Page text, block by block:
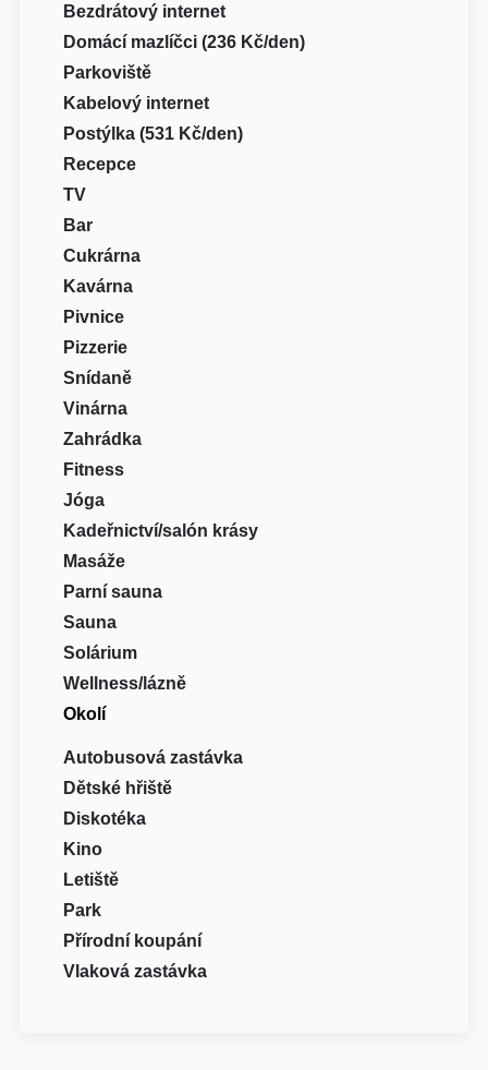
Bezdrátový internet
Domácí mazlíčci (236 Kč/den)
Parkoviště
Kabelový internet
Postýlka (531 Kč/den)
Recepce
TV
Bar
Cukrárna
Kavárna
Pivnice
Pizzerie
Snídaně
Vinárna
Zahrádka
Fitness
Jóga
Kadeřnictví/salón krásy
Masáže
Parní sauna
Sauna
Solárium
Wellness/lázně
Okolí
Autobusová zastávka
Dětské hřiště
Diskotéka
Kino
Letiště
Park
Přírodní koupání
Vlaková zastávka